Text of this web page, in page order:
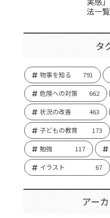
法一覧
タ
物事を知る 791
危険への対策
662
状況の改善
463
子どもの教育
173
勉強
117
イラスト
67
アー